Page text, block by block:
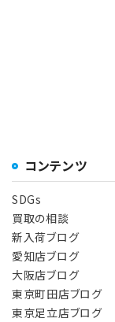
コンテンツ
SDGs
買取の相談
新入荷ブログ
愛知店ブログ
大阪店ブログ
東京町田店ブログ
東京足立店ブログ